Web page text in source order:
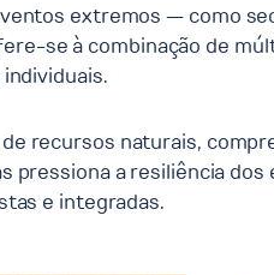
extremos — como
se à combinação de
recursos naturais,
pressiona a resiliência
e integradas.